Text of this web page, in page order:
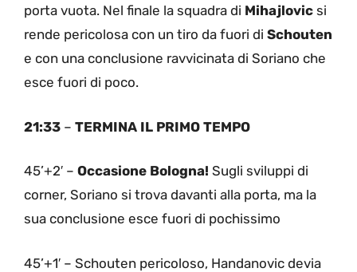
porta vuota. Nel finale la squadra di Mihajlovic si
rende pericolosa con un tiro da fuori di Schouten
e con una conclusione ravvicinata di Soriano che
esce fuori di poco.
21:33 – TERMINA IL PRIMO TEMPO
45’+2′ – Occasione Bologna! Sugli sviluppi di
corner, Soriano si trova davanti alla porta, ma la
sua conclusione esce fuori di pochissimo
45’+1′ – Schouten pericoloso, Handanovic devia